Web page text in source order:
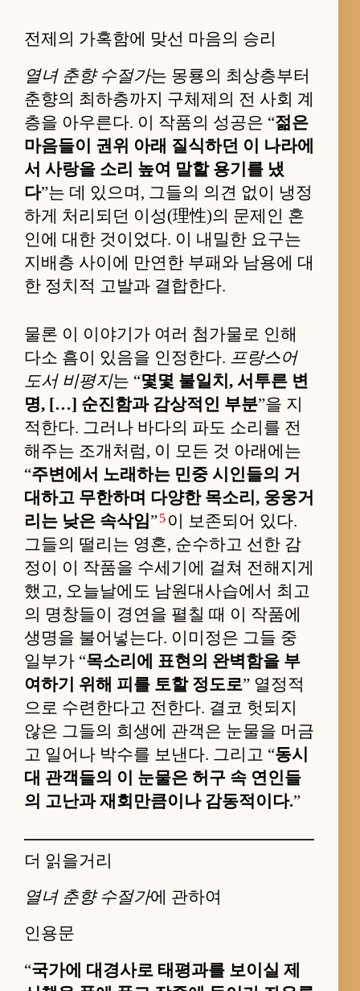
전제의 가혹함에 맞선 마음의 승리
열녀 춘향 수절가는 몽룡의 최상층부터
춘향의 최하층까지 구체제의 전 사회 계
층을 아우른다. 이 작품의 성공은 “젊은
마음들이 권위 아래 질식하던 이 나라에
서 사랑을 소리 높여 말할 용기를 냈
다”는 데 있으며, 그들의 의견 없이 냉정
하게 처리되던 이성(理性)의 문제인 혼
인에 대한 것이었다. 이 내밀한 요구는
지배층 사이에 만연한 부패와 남용에 대
한 정치적 고발과 결합한다.
물론 이 이야기가 여러 첨가물로 인해
다소 흠이 있음을 인정한다. 프랑스어
도서 비평지는 “몇몇 불일치, 서투른 변
명, […] 순진함과 감상적인 부분”을 지
적한다. 그러나 바다의 파도 소리를 전
해주는 조개처럼, 이 모든 것 아래에는
“주변에서 노래하는 민중 시인들의 거
대하고 무한하며 다양한 목소리, 웅웅거
리는 낮은 속삭임”5 이 보존되어 있다.
그들의 떨리는 영혼, 순수하고 선한 감
정이 이 작품을 수세기에 걸쳐 전해지게
했고, 오늘날에도 남원대사습에서 최고
의 명창들이 경연을 펼칠 때 이 작품에
생명을 불어넣는다. 이미정은 그들 중
일부가 “목소리에 표현의 완벽함을 부
여하기 위해 피를 토할 정도로” 열정적
으로 수련한다고 전한다. 결코 헛되지
않은 그들의 희생에 관객은 눈물을 머금
고 일어나 박수를 보낸다. 그리고 “동시
대 관객들의 이 눈물은 허구 속 연인들
의 고난과 재회만큼이나 감동적이다.”
더 읽을거리
열녀 춘향 수절가에 관하여
인용문
“국가에 대경사로 태평과를 보이실 제